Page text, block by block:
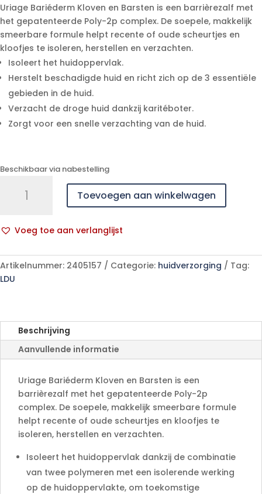
Uriage Bariéderm Kloven en Barsten is een barrièrezalf met
het gepatenteerde Poly-2p complex. De soepele, makkelijk
smeerbare formule helpt recente of oude scheurtjes en
kloofjes te isoleren, herstellen en verzachten.
Isoleert het huidoppervlak.
Herstelt beschadigde huid en richt zich op de 3 essentiële
gebieden in de huid.
Verzacht de droge huid dankzij karitéboter.
Zorgt voor een snelle verzachting van de huid.
Beschikbaar via nabestelling
Bariederm
Zalf
40g
aantal
Toevoegen aan winkelwagen
Voeg toe aan verlanglijst
l
t
e
a
t
Artikelnummer: 2405157 Categorie: huidverzorging
Tag:
LDU
Beschrijving
Aanvullende informatie
Uriage Bariéderm Kloven en Barsten is een
barrièrezalf met het gepatenteerde Poly-2p
complex. De soepele, makkelijk smeerbare formule
helpt recente of oude scheurtjes en kloofjes te
isoleren, herstellen en verzachten.
Isoleert het huidoppervlak dankzij de combinatie
van twee polymeren met een isolerende werking
op de huidoppervlakte, om toekomstige